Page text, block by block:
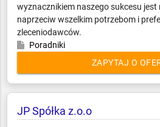
wyznacznikiem naszego sukcesu
naprzeciw wszelkim potrzebom i
zleceniodawców.
Poradniki
ZAPYTAJ O
JP Spółka z.o.o